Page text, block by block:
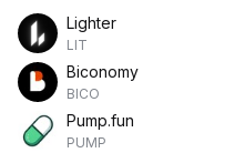
Lighter
LIT
Biconomy
BICO
Pump.fun
PUMP